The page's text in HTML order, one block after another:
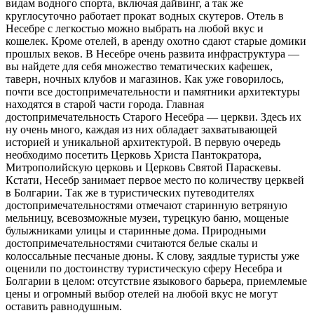
видам водного спорта, включая дайвинг, а так же
круглосуточно работает прокат водных скутеров. Отель в
Несебре с легкостью можно выбрать на любой вкус и
кошелек. Кроме отелей, в аренду охотно сдают старые домики
прошлых веков. В Несебре очень развита инфраструктура —
вы найдете для себя множество тематических кафешек,
таверн, ночных клубов и магазинов. Как уже говорилось,
почти все достопримечательности и памятники архитектуры
находятся в старой части города. Главная
достопримечательность Старого Несебра — церкви. Здесь их
ну очень много, каждая из них обладает захватывающей
историей и уникальной архитектурой. В первую очередь
необходимо посетить Церковь Христа Пантократора,
Митрополийскую церковь и Церковь Святой Параскевы.
Кстати, Несебр занимает первое место по количеству церквей
в Болгарии. Так же в туристических путеводителях
достопримечательностями отмечают старинную ветряную
мельницу, всевозможные музеи, турецкую баню, мощеные
булыжниками улицы и старинные дома. Природными
достопримечательностями считаются белые скалы и
колоссальные песчаные дюны. К слову, заядлые туристы уже
оценили по достоинству туристическую сферу Несебра и
Болгарии в целом: отсутствие языкового барьера, приемлемые
цены и огромный выбор отелей на любой вкус не могут
оставить равнодушным.